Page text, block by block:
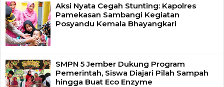
Aksi Nyata Cegah Stunting: Kapolres
Pamekasan Sambangi Kegiatan
Posyandu Kemala Bhayangkari
SMPN 5 Jember Dukung Program
Pemerintah, Siswa Diajari Pilah Sampah
hingga Buat Eco Enzyme